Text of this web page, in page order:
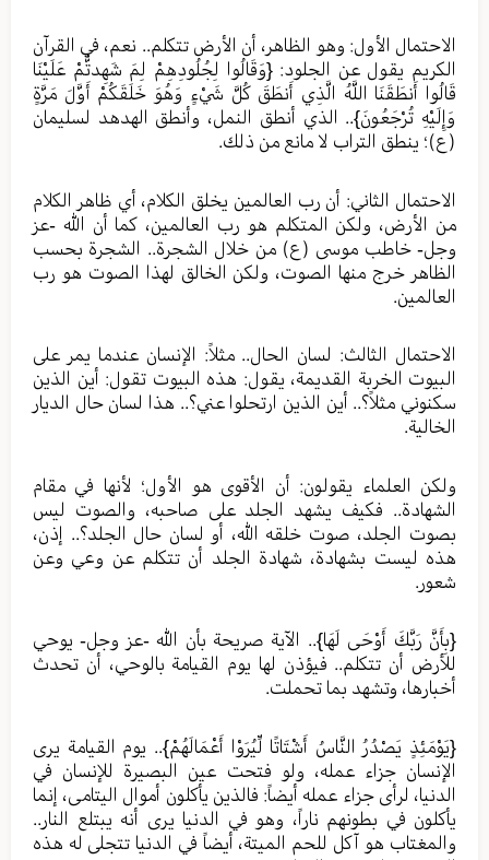
الاحتمال الأول: وهو الظاهر، أن الأرض تتكلم.. نعم، في القرآن
الكريم يقول عن الجلود: {وَقَالُوا لِجُلُودِهِمْ لِمَ شَهِدتُّمْ عَلَيْنَا
قَالُوا أَنطَقَنَا اللَّهُ الَّذِي أَنطَقَ كُلَّ شَيْءٍ وَهُوَ خَلَقَكُمْ أَوَّلَ مَرَّةٍ
وَإِلَيْهِ تُرْجَعُونَ}.. الذي أنطق النمل، وأنطق الهدهد لسليمان
(ع)؛ ينطق التراب لا مانع من ذلك.
الاحتمال الثاني: أن رب العالمين يخلق الكلام، أي ظاهر الكلام
من الأرض، ولكن المتكلم هو رب العالمين، كما أن الله -عز
وجل- خاطب موسى (ع) من خلال الشجرة.. الشجرة بحسب
الظاهر خرج منها الصوت، ولكن الخالق لهذا الصوت هو رب
العالمين.
الاحتمال الثالث: لسان الحال.. مثلاً: الإنسان عندما يمر على
البيوت الخربة القديمة، يقول: هذه البيوت تقول: أين الذين
سكنوني مثلاً؟.. أين الذين ارتحلوا عني؟.. هذا لسان حال الديار
الخالية.
ولكن العلماء يقولون: أن الأقوى هو الأول؛ لأنها في مقام
الشهادة.. فكيف يشهد الجلد على صاحبه، والصوت ليس
بصوت الجلد، صوت خلقه الله، أو لسان حال الجلد؟.. إذن،
هذه ليست بشهادة، شهادة الجلد أن تتكلم عن وعي وعن
شعور.
{بِأَنَّ رَبَّكَ أَوْحَى لَهَا}.. الآية صريحة بأن الله -عز وجل- يوحي
للأرض أن تتكلم.. فيؤذن لها يوم القيامة بالوحي، أن تحدث
أخبارها، وتشهد بما تحملت.
{يَوْمَئِذٍ يَصْدُرُ النَّاسُ أَشْتَاتًا لِّيُرَوْا أَعْمَالَهُمْ}.. يوم القيامة يرى
الإنسان جزاء عمله، ولو فتحت عين البصيرة للإنسان في
الدنيا، لرأى جزاء عمله أيضاً: فالذين يأكلون أموال اليتامى، إنما
يأكلون في بطونهم ناراً، وهو في الدنيا يرى أنه يبتلع النار..
والمغتاب هو آكل للحم الميتة، أيضاً في الدنيا تتجلى له هذه